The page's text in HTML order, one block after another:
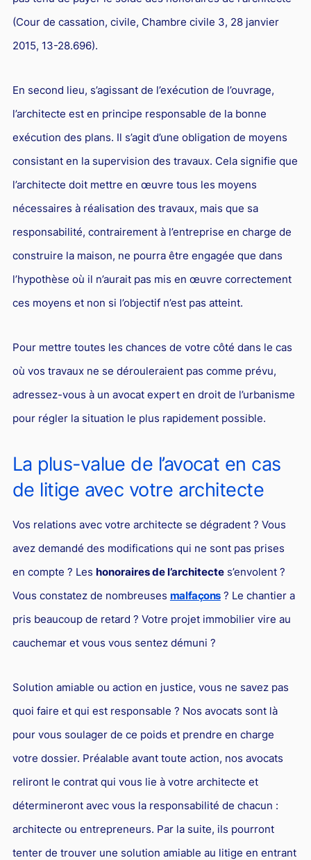
(Cour de cassation, civile, Chambre civile 3, 28 janvier
2015, 13-28.696).
En second lieu, s’agissant de l’exécution de l’ouvrage,
l’architecte est en principe responsable de la bonne
exécution des plans. Il s’agit d’une obligation de moyens
consistant en la supervision des travaux. Cela signifie que
l’architecte doit mettre en œuvre tous les moyens
nécessaires à réalisation des travaux, mais que sa
responsabilité, contrairement à l’entreprise en charge de
construire la maison, ne pourra être engagée que dans
l’hypothèse où il n’aurait pas mis en œuvre correctement
ces moyens et non si l’objectif n’est pas atteint.
Pour mettre toutes les chances de votre côté dans le cas
où vos travaux ne se dérouleraient pas comme prévu,
adressez-vous à un avocat expert en droit de l’urbanisme
pour régler la situation le plus rapidement possible.
La plus-value de l’avocat en cas
de litige avec votre architecte
Vos relations avec votre architecte se dégradent ? Vous
avez demandé des modifications qui ne sont pas prises
en compte ? Les honoraires de l’architectes’envolent ?
Vous constatez de nombreuses malfaçons? Le chantier a
pris beaucoup de retard ? Votre projet immobilier vire au
cauchemar et vous vous sentez démuni ?
Solution amiable ou action en justice, vous ne savez pas
quoi faire et qui est responsable ? Nos avocats sont là
pour vous soulager de ce poids et prendre en charge
votre dossier. Préalable avant toute action, nos avocats
reliront le contrat qui vous lie à votre architecte et
détermineront avec vous la responsabilité de chacun :
architecte ou entrepreneurs. Par la suite, ils pourront
tenter de trouver une solution amiable au litige en entrant